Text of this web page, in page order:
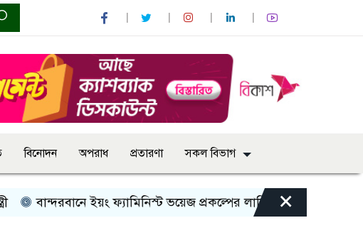
বিনোদন অপরাধ প্রতারণা সকল বিভাগ
বান্দরবানে ইয়ং ফ্যামিনিস্ট ভয়েজ প্রকল্পের লার্নিং শেয়ারিং কর্মশালা
×